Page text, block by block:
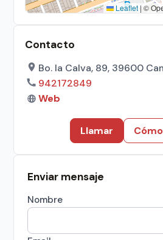
Leaflet | ©
Contacto
Bo. la Calva, 89, 39600
942172849
Web
Llamar
Enviar mensaje
Nombre